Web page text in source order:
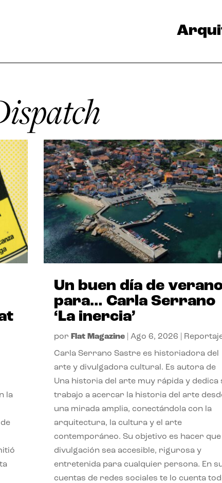
la
Un buen día de
para… Carla Serrano
‘La inercia’
por Flat Magazine| Ago 6, 2026
Carla Serrano Sastre es historiadora del
arte y divulgadora cultural. Es autora de
Una historia del arte muy rápida y dedica
trabajo a acercar la historia del arte
una mirada amplia, conectándola con la
arquitectura, la cultura y el arte
contemporáneo. Su objetivo es hacer que
divulgación sea accesible, rigurosa y
entretenida para cualquier persona. En
cuentas de redes sociales te lo cuenta